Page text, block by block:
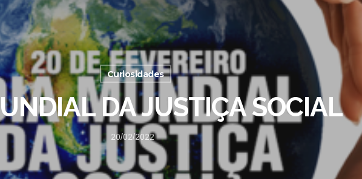
Curiosidades
DA JUSTIÇA SOCIAL
20/02/2022